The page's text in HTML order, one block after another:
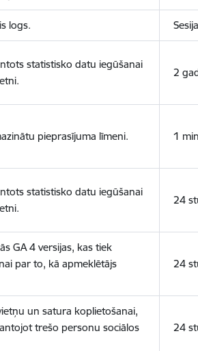
logs. Sesija
statistisko datu iegūšanai
2
pieprasījuma līmeni. 1
statistisko datu iegūšanai
24
GA 4 versijas, kas tiek
par to, kā apmeklētājs
24
un satura koplietošanai,
trešo personu sociālos
24